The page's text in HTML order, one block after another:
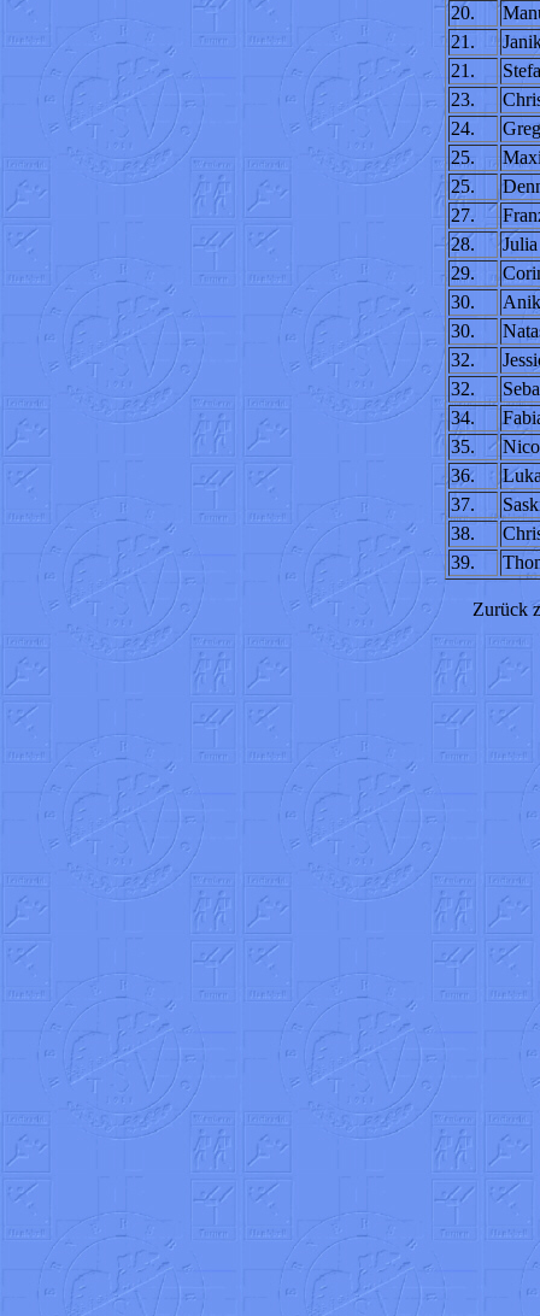
20.
21.
21.
23.
24.
25.
25.
27.
28.
29.
30.
30.
32.
32.
34.
35.
36.
37.
38.
39.
Zurück